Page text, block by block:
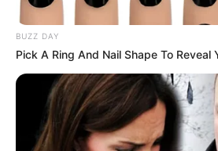
Priscila atuava havia quase 30 anos
música, período em que formou
conquistou o coração de muitas
Paulista.
Fonte: Redação
LUTO POR PRISCILA 24/02/2022
BUZZ DAY
Pick A Ring And Nail Shape To Reveal